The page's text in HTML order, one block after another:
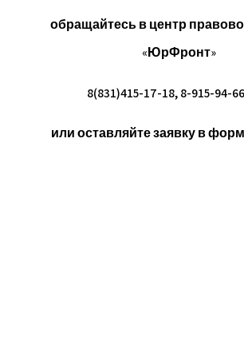
обращайтесь в центр
«ЮрФронт»
8(831)415-17-18, 8-915-94-
или оставляйте заявку в